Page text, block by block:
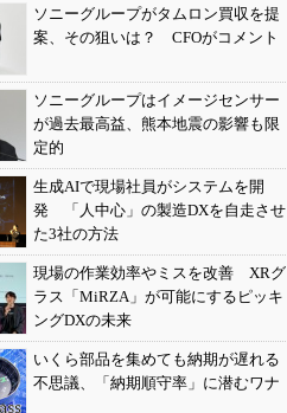
ソニーグループがタムロン買収を提
案、その狙いは？ CFOがコメント
ソニーグループはイメージセンサー
が過去最高益、熊本地震の影響も限
定的
生成AIで現場社員がシステムを開
発 「人中心」の製造DXを自走させ
た3社の方法
現場の作業効率やミスを改善 XRグ
ラス「MiRZA」が可能にするピッキ
ングDXの未来
いくら部品を集めても納期が遅れる
不思議、「納期順守率」に潜むワナ